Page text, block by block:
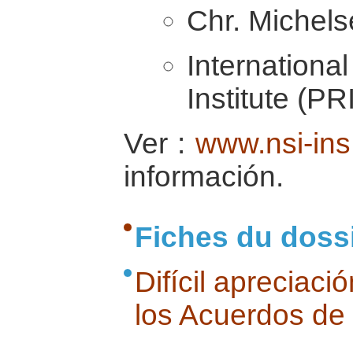
Chr.
Institute
Ver : www.nsi-
información.
Fiches du
Difícil
los Acuerdos